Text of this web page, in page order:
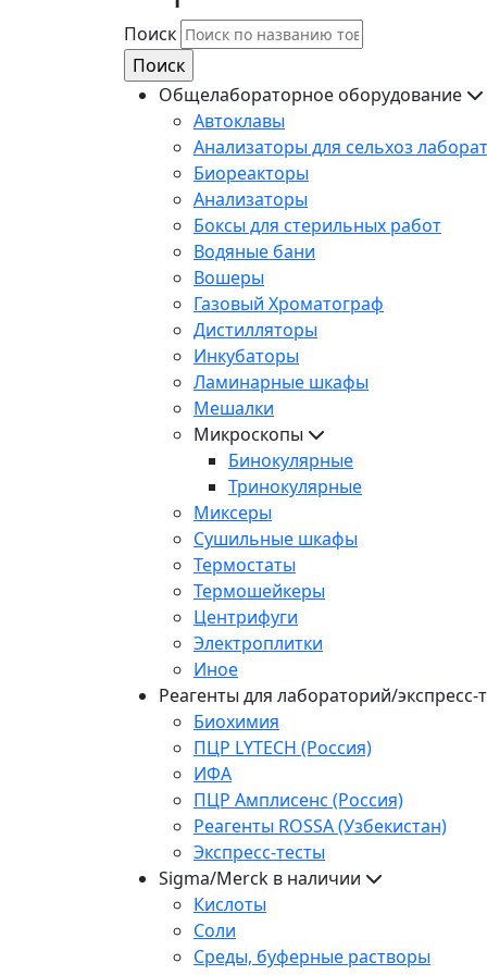
Поиск
Общелабораторное оборудование
Автоклавы
Анализаторы для сельхоз
Биореакторы
Анализаторы
Боксы для стерильных работ
Водяные бани
Вошеры
Газовый Хроматограф
Дистилляторы
Инкубаторы
Ламинарные шкафы
Мешалки
Микроскопы
Бинокулярные
Тринокулярные
Миксеры
Сушильные шкафы
Термостаты
Термошейкеры
Центрифуги
Электроплитки
Иное
Реагенты для лабораторий/экспресс-
Биохимия
ПЦР LYTECH (Россия)
ИФА
ПЦР Амплисенс (Россия)
Реагенты ROSSA (Узбекистан)
Экспресс-тесты
Sigma/Merck в наличии
Кислоты
Соли
Среды, буферные растворы